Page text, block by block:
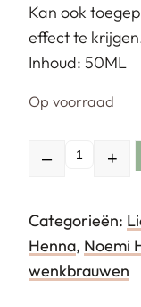
Kan ook
effect te
Inhoud: 50ML
Op voorraad
– +
Categorieën:
Henna, Noemi
wenkbrauwen